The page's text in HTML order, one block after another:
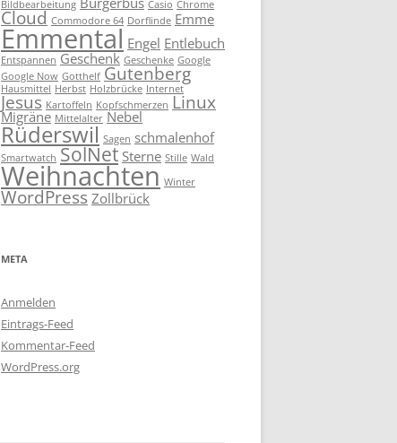
Bildbearbeitung Casio Chrome
Cloud Commodore 64 Dorflinde Emme
Emmental Engel Entlebuch
Entspannen Geschenk Geschenke Google
Google Now Gotthelf Gutenberg
Hausmittel Herbst Holzbrücke Internet
Jesus Kartoffeln Kopfschmerzen Linux
Migräne Mittelalter Nebel
Rüderswil Sagen schmalenhof
Smartwatch SolNet Sterne Stille Wald
Weihnachten Winter
WordPress Zollbrück
META
Anmelden
Eintrags-Feed
Kommentar-Feed
WordPress.org